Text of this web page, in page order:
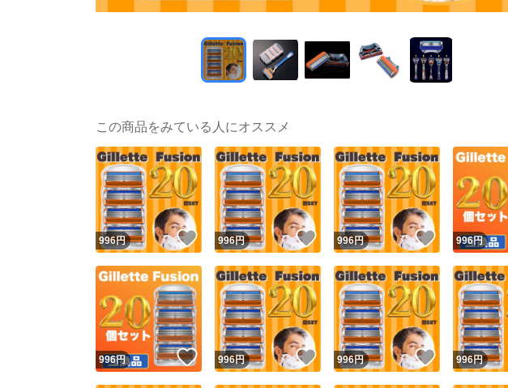
この商品をみている人にオススメ
996円 いいね！
996円 いいね！
996円 いいね！
996円
996円 いいね！
996円 いいね！
996円 いいね！
996円